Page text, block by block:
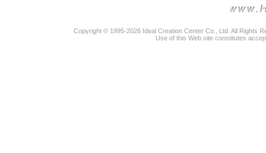
Copyright © 1995-2026 Ideal Creation Center Co., Ltd. All Rights
Use of this Web site constitutes